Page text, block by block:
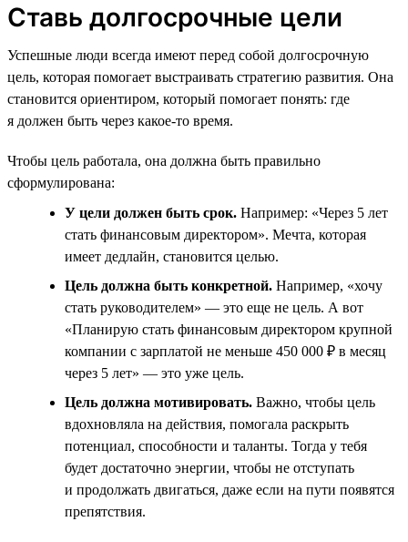
Ставь долгосрочные цели
Успешные люди всегда имеют перед собой долгосрочную
цель, которая помогает выстраивать стратегию развития. Она
становится ориентиром, который помогает понять: где
я должен быть через какое-то время.
Чтобы цель работала, она должна быть правильно
сформулирована:
У цели должен быть срок. Например: «Через 5 лет
стать финансовым директором». Мечта, которая
имеет дедлайн, становится целью.
Цель должна быть конкретной. Например, «хочу
стать руководителем» — это еще не цель. А вот
«Планирую стать финансовым директором крупной
компании с зарплатой не меньше 450 000 ₽ в месяц
через 5 лет» — это уже цель.
Цель должна мотивировать. Важно, чтобы цель
вдохновляла на действия, помогала раскрыть
потенциал, способности и таланты. Тогда у тебя
будет достаточно энергии, чтобы не отступать
и продолжать двигаться, даже если на пути появятся
препятствия.